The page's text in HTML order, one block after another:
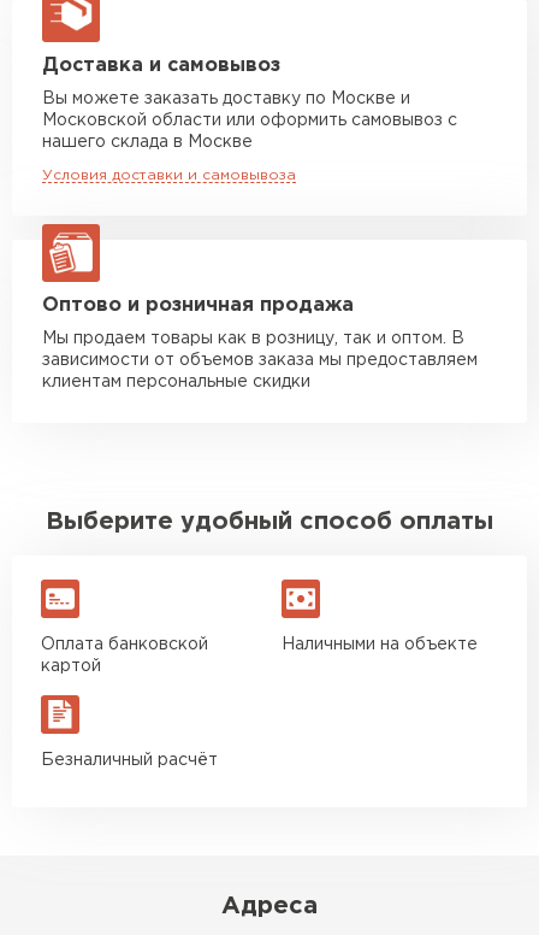
макс. длина груза 13,5 м
Манипулятор до 5 тн
Манипулятор до 10 тн
макс. длина груза 8 м
макс. длина груза 13,5 м
ЗАКАЗАТЬ С ДОСТАВКОЙ
Доставка и самовывоз
Вы можете заказать доставку по Москве и
Московской области или оформить самовывоз с
нашего склада в Москве
Условия доставки и самовывоза
Оптово и розничная продажа
Мы продаем товары как в розницу, так и оптом. В
зависимости от объемов заказа мы предоставляем
клиентам персональные скидки
Выберите удобный способ оплаты
Оплата банковской
картой
Наличными на объекте
Безналичный расчёт
Адреса